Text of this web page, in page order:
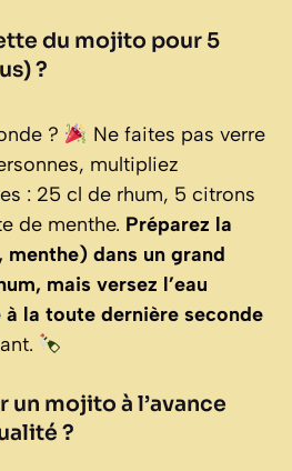
du mojito pour 5
?
?
Ne faites pas verre
multipliez
: 25 cl de rhum, 5 citrons
de menthe. Préparez la
dans un grand
mais versez l’eau
la toute dernière seconde
mojito à l’avance
?